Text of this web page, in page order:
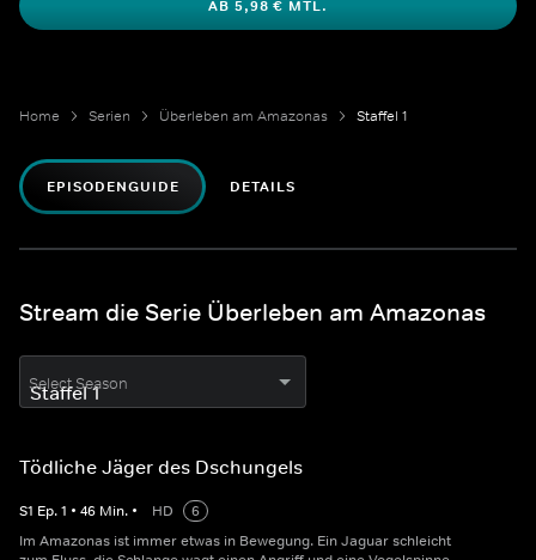
AB 5,98 € MTL.
Home Serien Überleben am Amazonas Staffel 1
EPISODENGUIDE DETAILS
Stream die Serie Überleben am Amazonas
Select Season
Tödliche Jäger des Dschungels
S1 Ep.1 • 46 Min. • HD
6
Im Amazonas ist immer etwas in Bewegung. Ein Jaguar schleicht